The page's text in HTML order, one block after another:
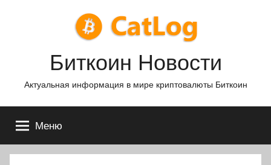
Биткоин Новости
Актуальная информация в мире криптовалюты Биткоин
Меню